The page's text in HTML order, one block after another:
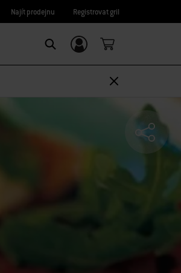
Najít prodejnu Registrovat gril
Registrace/
Přihlášení